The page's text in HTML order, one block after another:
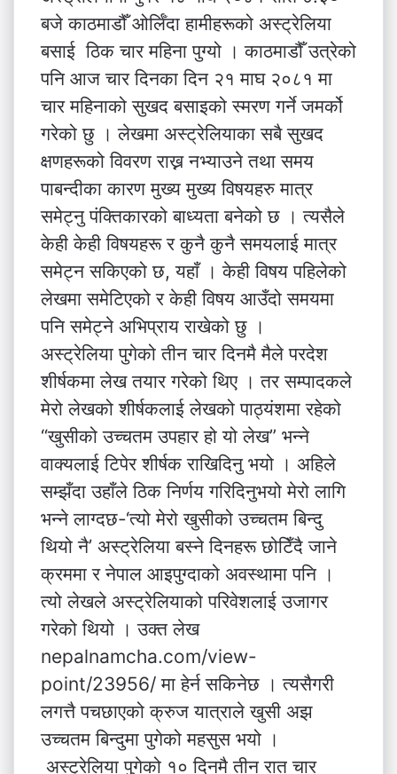
बजे काठमाडौँ ओर्लिँदा हामीहरूको अस्ट्रेलिया
बसाई ठिक चार महिना पुग्यो । काठमाडौँ उत्रेको
पनि आज चार दिनका दिन २१ माघ २०८१ मा
चार महिनाको सुखद बसाइको स्मरण गर्ने जमर्को
गरेको छु । लेखमा अस्ट्रेलियाका सबै सुखद
क्षणहरूको विवरण राख्न नभ्याउने तथा समय
पाबन्दीका कारण मुख्य मुख्य विषयहरु मात्र
समेट्नु पंक्तिकारको बाध्यता बनेको छ । त्यसैले
केही केही विषयहरू र कुनै कुनै समयलाई मात्र
समेट्न सकिएको छ, यहाँ । केही विषय पहिलेको
लेखमा समेटिएको र केही विषय आउँदो समयमा
पनि समेट्ने अभिप्राय राखेको छु ।
अस्ट्रेलिया पुगेको तीन चार दिनमै मैले परदेश
शीर्षकमा लेख तयार गरेको थिए । तर सम्पादकले
मेरो लेखको शीर्षकलाई लेखको पाठ्यंशमा रहेको
“खुसीको उच्चतम उपहार हो यो लेख” भन्ने
वाक्यलाई टिपेर शीर्षक राखिदिनु भयो । अहिले
सम्झँदा उहाँले ठिक निर्णय गरिदिनुभयो मेरो लागि
भन्ने लाग्दछ-‘त्यो मेरो खुसीको उच्चतम बिन्दु
थियो नै’ अस्ट्रेलिया बस्ने दिनहरू छोटिँदै जाने
क्रममा र नेपाल आइपुग्दाको अवस्थामा पनि ।
त्यो लेखले अस्ट्रेलियाको परिवेशलाई उजागर
गरेको थियो । उक्त लेख
nepalnamcha.com/view-
point/23956/ मा हेर्न सकिनेछ । त्यसैगरी
लगत्तै पचछाएको क्रुज यात्राले खुसी अझ
उच्चतम बिन्दुमा पुगेको महसुस भयो ।
अस्ट्रेलिया पुगेको १० दिनमै तीन रात चार